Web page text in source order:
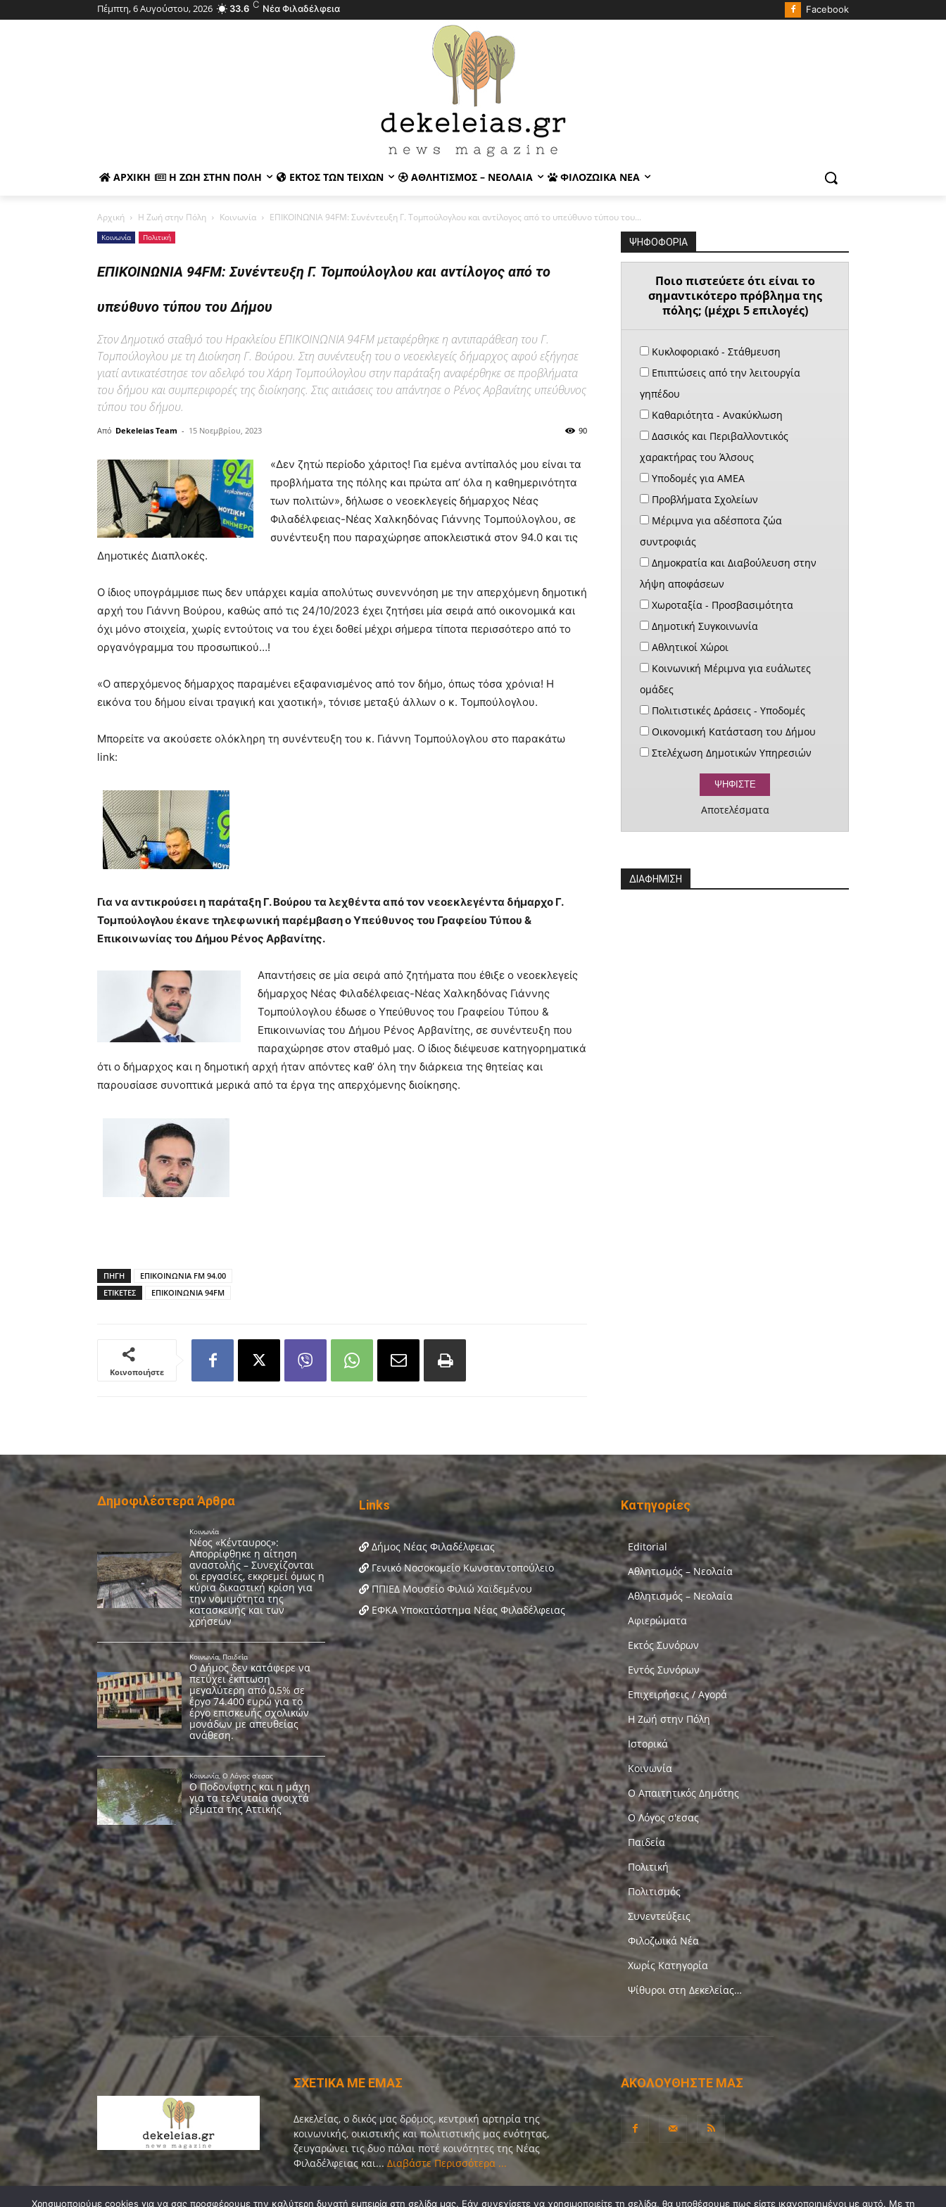
Πέμπτη, 6 Αυγούστου, 2026 33.6 C Νέα Φιλαδέλφεια Facebook
ΑΡΧΙΚΉ Η ΖΩΉ ΣΤΗΝ ΠΌΛΗ ΕΚΤΌΣ ΤΩΝ ΤΕΙΧΏΝ ΑΘΛΗΤΙΣΜΌΣ – ΝΕΟΛΑΊΑ ΦΙΛΟΖΩΙΚΆ ΝΈΑ
Αρχική Η Ζωή στην Πόλη Κοινωνία ΕΠΙΚΟΙΝΩΝΙΑ 94FM: Συνέντευξη Γ. Τομπούλογλου και αντίλογος από το υπεύθυνο τύπου του...
Κοινωνία Πολιτική
ΕΠΙΚΟΙΝΩΝΙΑ 94FM: Συνέντευξη Γ. Τομπούλογλου και αντίλογος από το
υπεύθυνο τύπου του Δήμου
Στον Δημοτικό σταθμό του Ηρακλείου ΕΠΙΚΟΙΝΩΝΙΑ 94FM μεταφέρθηκε η αντιπαράθεση του Γ.
Τομπούλογλου με τη Διοίκηση Γ. Βούρου. Στη συνέντευξη του ο νεοεκλεγείς δήμαρχος αφού εξήγησε
γιατί αντικατέστησε τον αδελφό του Χάρη Τομπούλογλου στην παράταξη αναφέρθηκε σε προβλήματα
του δήμου και συμπεριφορές της διοίκησης. Στις αιτιάσεις του απάντησε ο Ρένος Αρβανίτης υπεύθυνος
τύπου του δήμου.
Από Dekeleias Team - 15 Νοεμβρίου, 2023 90
«Δεν ζητώ περίοδο χάριτος! Για εμένα αντίπαλός μου είναι τα
προβλήματα της πόλης και πρώτα απ’ όλα η καθημερινότητα
των πολιτών», δήλωσε ο νεοεκλεγείς δήμαρχος Νέας
Φιλαδέλφειας-Νέας Χαλκηδόνας Γιάννης Τομπούλογλου, σε
συνέντευξη που παραχώρησε αποκλειστικά στον 94.0 και τις
Δημοτικές Διαπλοκές.
Ο ίδιος υπογράμμισε πως δεν υπάρχει καμία απολύτως συνεννόηση με την απερχόμενη δημοτική
αρχή του Γιάννη Βούρου, καθώς από τις 24/10/2023 έχει ζητήσει μία σειρά από οικονομικά και
όχι μόνο στοιχεία, χωρίς εντούτοις να του έχει δοθεί μέχρι σήμερα τίποτα περισσότερο από το
οργανόγραμμα του προσωπικού…!
«Ο απερχόμενος δήμαρχος παραμένει εξαφανισμένος από τον δήμο, όπως τόσα χρόνια! Η
εικόνα του δήμου είναι τραγική και χαοτική», τόνισε μεταξύ άλλων ο κ. Τομπούλογλου.
Μπορείτε να ακούσετε ολόκληρη τη συνέντευξη του κ. Γιάννη Τομπούλογλου στο παρακάτω
link:
Για να αντικρούσει η παράταξη Γ. Βούρου τα λεχθέντα από τον νεοεκλεγέντα δήμαρχο Γ.
Τομπούλογλου έκανε τηλεφωνική παρέμβαση ο Υπεύθυνος του Γραφείου Τύπου &
Επικοινωνίας του Δήμου Ρένος Αρβανίτης.
Απαντήσεις σε μία σειρά από ζητήματα που έθιξε ο νεοεκλεγείς
δήμαρχος Νέας Φιλαδέλφειας-Νέας Χαλκηδόνας Γιάννης
Τομπούλογλου έδωσε ο Υπεύθυνος του Γραφείου Τύπου &
Επικοινωνίας του Δήμου Ρένος Αρβανίτης, σε συνέντευξη που
παραχώρησε στον σταθμό μας. Ο ίδιος διέψευσε κατηγορηματικά
ότι ο δήμαρχος και η δημοτική αρχή ήταν απόντες καθ’ όλη την διάρκεια της θητείας και
παρουσίασε συνοπτικά μερικά από τα έργα της απερχόμενης διοίκησης.
ΠΗΓΗ
ΕΠΙΚΟΙΝΩΝΙΑ FM 94.00
ΕΤΙΚΕΤΕΣ
ΕΠΙΚΟΙΝΩΝΙΑ 94FM
Κοινοποιήστε
ΨΗΦΟΦΟΡΙΑ
Ποιο πιστεύετε ότι είναι το
σημαντικότερο πρόβλημα της
πόλης; (μέχρι 5 επιλογές)
Κυκλοφοριακό - Στάθμευση
Επιπτώσεις από την λειτουργία
γηπέδου
Καθαριότητα - Ανακύκλωση
Δασικός και Περιβαλλοντικός
χαρακτήρας του Άλσους
Υποδομές για ΑΜΕΑ
Προβλήματα Σχολείων
Μέριμνα για αδέσποτα ζώα
συντροφιάς
Δημοκρατία και Διαβούλευση στην
λήψη αποφάσεων
Χωροταξία - Προσβασιμότητα
Δημοτική Συγκοινωνία
Αθλητικοί Χώροι
Κοινωνική Μέριμνα για ευάλωτες
ομάδες
Πολιτιστικές Δράσεις - Υποδομές
Οικονομική Κατάσταση του Δήμου
Στελέχωση Δημοτικών Υπηρεσιών
Αποτελέσματα
ΔΙΑΦΗΜΙΣΗ
Δημοφιλέστερα Άρθρα Links
Δήμος Νέας Φιλαδέλφειας
Γενικό Νοσοκομείο Κωνσταντοπούλειο
ΠΠΙΕΔ Μουσείο Φιλιώ Χαϊδεμένου
ΕΦΚΑ Υποκατάστημα Νέας Φιλαδέλφειας
Κατηγορίες
Editorial
Αθλητισμός – Νεολαία
Αθλητισμός – Νεολαία
Αφιερώματα
Εκτός Συνόρων
Εντός Συνόρων
Επιχειρήσεις / Αγορά
Η Ζωή στην Πόλη
Ιστορικά
Κοινωνία
Ο Απαιτητικός Δημότης
Ο Λόγος σ'εσας
Παιδεία
Πολιτική
Πολιτισμός
Συνεντεύξεις
Φιλοζωικά Νέα
Χωρίς Κατηγορία
Ψίθυροι στη Δεκελείας…
ΣΧΕΤΙΚΑ ΜΕ ΕΜΑΣ
Δεκελείας, ο δικός μας δρόμος, κεντρική αρτηρία της
κοινωνικής, οικιστικής και πολιτιστικής μας ενότητας,
ζευγαρώνει τις δυο πάλαι ποτέ κοινότητες της Νέας
Φιλαδέλφειας και... Διαβάστε Περισσότερα ...
ΑΚΟΛΟΥΘΗΣΤΕ ΜΑΣ
Χρησιμοποιούμε cookies για να σας προσφέρουμε την καλύτερη δυνατή εμπειρία στη σελίδα μας. Εάν συνεχίσετε να χρησιμοποιείτε τη σελίδα, θα υποθέσουμε πως είστε ικανοποιημένοι με αυτό. Με τη